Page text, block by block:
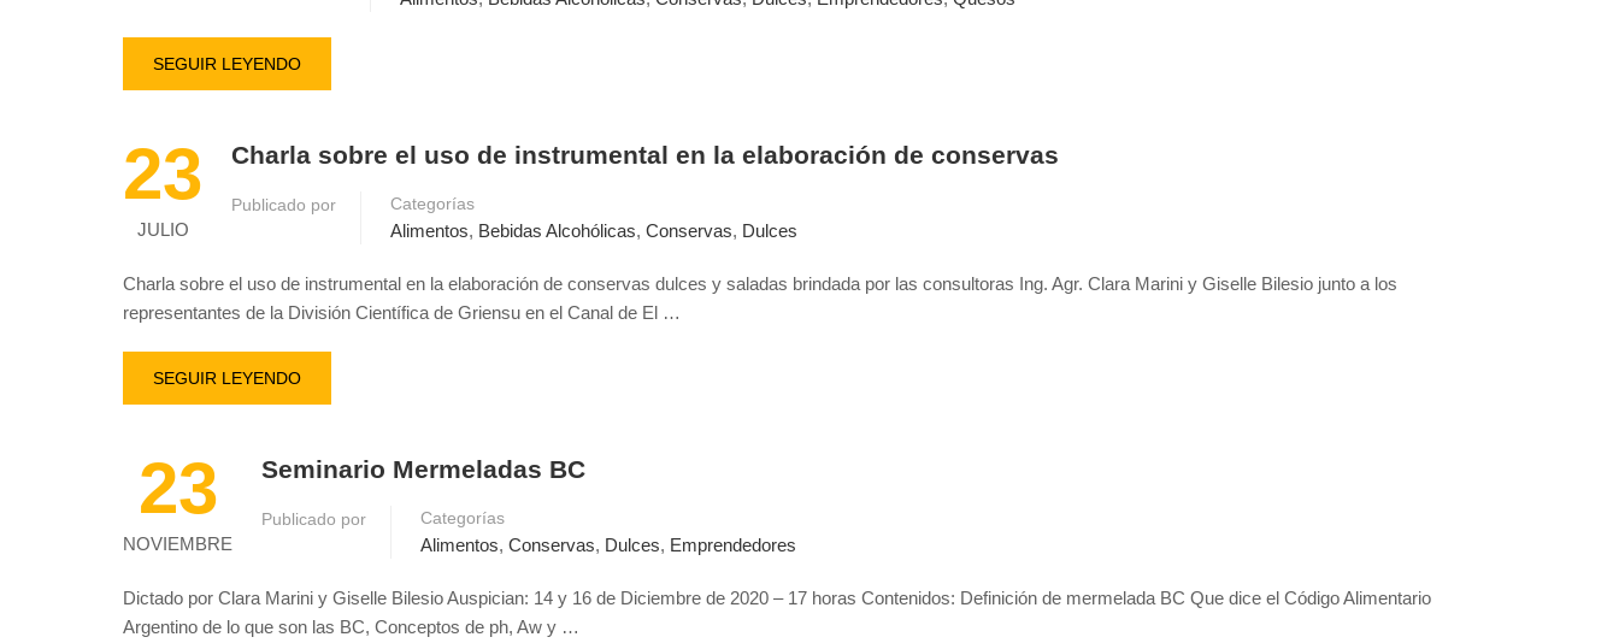
SEGUIR LEYENDO
23
JULIO
Charla sobre el uso de instrumental en la elaboración de conservas
Publicado por Categorías
Alimentos, Bebidas Alcohólicas, Conservas, Dulces
Charla sobre el uso de instrumental en la elaboración de conservas dulces y saladas brindada por las consultoras Ing. Agr. Clara Marini y Giselle Bilesio junto a los
representantes de la División Científica de Griensu en el Canal de El …
SEGUIR LEYENDO
23
NOVIEMBRE
Seminario Mermeladas BC
Publicado por Categorías
Alimentos, Conservas, Dulces, Emprendedores
Dictado por Clara Marini y Giselle Bilesio Auspician: 14 y 16 de Diciembre de 2020 – 17 horas Contenidos: Definición de mermelada BC Que dice el Código Alimentario
Argentino de lo que son las BC, Conceptos de ph, Aw y …